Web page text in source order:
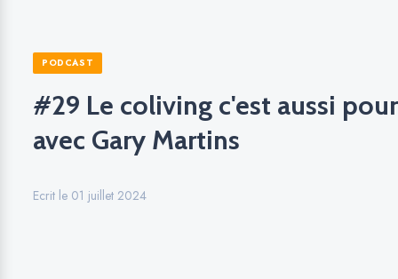
PODCAST
#29 Le coliving c'est aussi
avec Gary Martins
Ecrit le 01 juillet 2024